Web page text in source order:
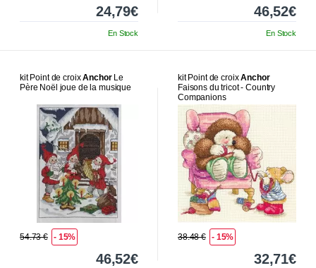
24,79€
En Stock
46,52€
En Stock
kit Point de croixAnchorLe
Père Noël joue de la musique
54.73 € - 15%
46,52€
kit Point de croixAnchor
Faisons du tricot - Country
Companions
38.48 € - 15%
32,71€